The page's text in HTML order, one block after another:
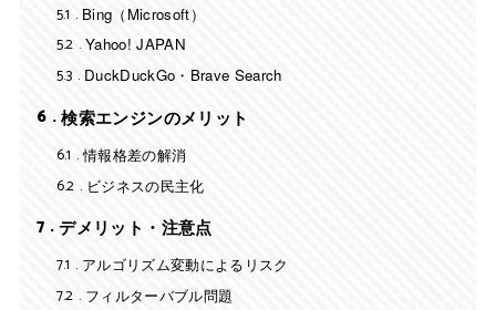
5.1
Bing（Microsoft）
5.2 Yahoo! JAPAN
5.3 DuckDuckGo・Brave Search
6
検索エンジンのメリット
6.1
情報格差の解消
6.2 ビジネスの民主化
7
デメリット・注意点
7.1
アルゴリズム変動によるリスク
7.2 フィルターバブル問題